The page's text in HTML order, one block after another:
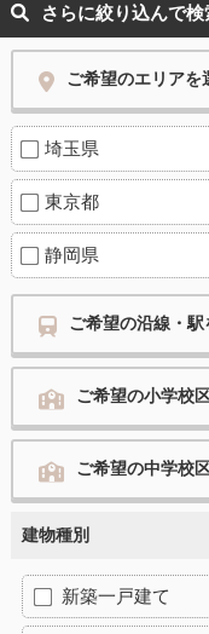
さらに絞り込んで検
ご希望のエリアを
埼玉県
東京都
静岡県
ご希望の沿線・
ご希望の小学校
ご希望の中学校
建物種別
新築一戸建て